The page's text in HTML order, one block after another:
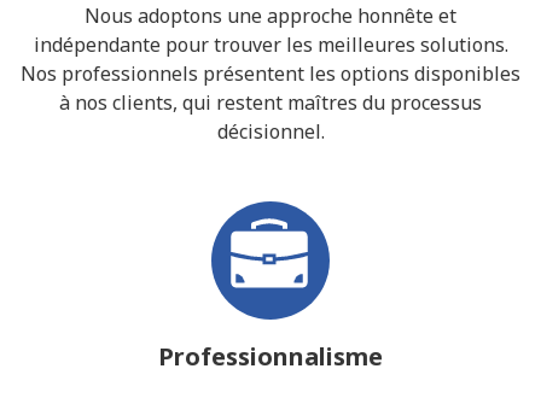
Nous adoptons une approche honnête et
indépendante pour trouver les meilleures solutions.
Nos professionnels présentent les options disponibles
à nos clients, qui restent maîtres du processus
décisionnel.
Professionnalisme